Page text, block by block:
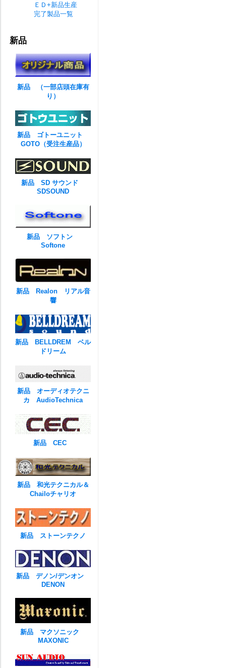
ＥＤ+新品生産
完了製品一覧
新品
新品 （一部店頭在庫有
り）
新品 ゴトーユニット
GOTO（受注生産品）
新品 SD サウンド
SDSOUND
新品 ソフトン
Softone
新品 Realon リアル音
響
新品 BELLDREM ベル
ドリーム
新品 オーディオテクニ
カ AudioTechnica
新品 CEC
新品 和光テクニカル＆
Chailoチャリオ
新品 ストーンテクノ
新品 デノン/デンオン
DENON
新品 マクソニック
MAXONIC